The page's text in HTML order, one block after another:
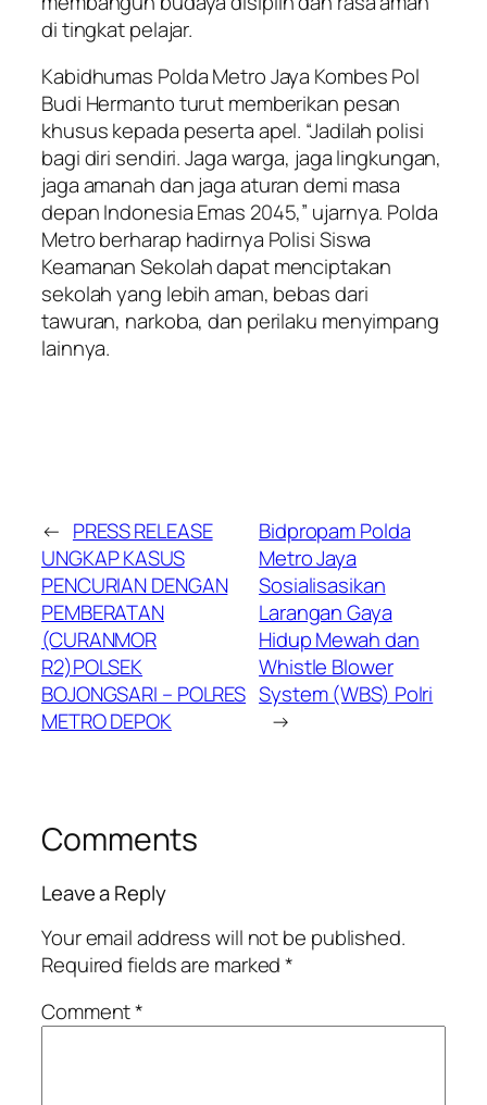
di tingkat pelajar.
Kabidhumas Polda Metro Jaya Kombes Pol
Budi Hermanto turut memberikan pesan
khusus kepada peserta apel. “Jadilah polisi
bagi diri sendiri. Jaga warga, jaga lingkungan,
jaga amanah dan jaga aturan demi masa
depan Indonesia Emas 2045,” ujarnya. Polda
Metro berharap hadirnya Polisi Siswa
Keamanan Sekolah dapat menciptakan
sekolah yang lebih aman, bebas dari
tawuran, narkoba, dan perilaku menyimpang
lainnya.
← PRESS RELEASE
UNGKAP KASUS
PENCURIAN DENGAN
PEMBERATAN
(CURANMOR
R2)POLSEK
BOJONGSARI – POLRES
METRO DEPOK
Bidpropam Polda
Metro Jaya
Sosialisasikan
Larangan Gaya
Hidup Mewah dan
Whistle Blower
System (WBS) Polri
→
Comments
Leave a Reply
Your email address will not be published.
Required fields are marked*
Comment*